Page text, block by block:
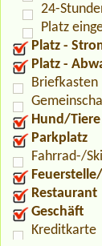
24-
Platz
Platz -
Platz -
Briefkasten
Hund/Tiere
Parkplatz
Fahrrad-/
Restaurant
Geschäft
Kreditkarte